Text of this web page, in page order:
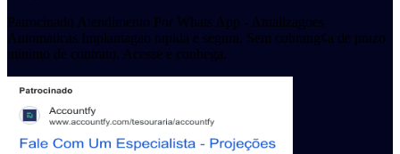
Patrocinado Atendimento Por Whats App - Atualizagoes
Automaticas Implantagao rapida e segura. Sem cobrang¢a de prazo
minimo de contrato. Acesse e conhega.